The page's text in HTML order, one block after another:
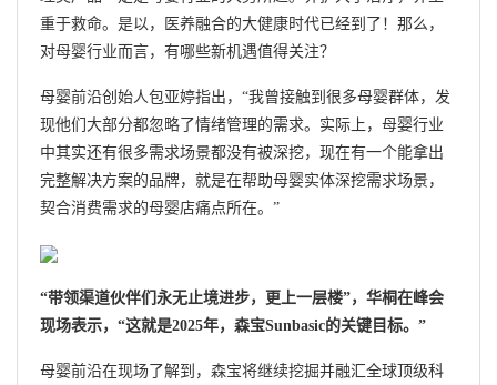
重于救命。是以，医养融合的大健康时代已经到了！那么，
对母婴行业而言，有哪些新机遇值得关注？
母婴前沿创始人包亚婷指出，“我曾接触到很多母婴群体，发
现他们大部分都忽略了情绪管理的需求。实际上，母婴行业
中其实还有很多需求场景都没有被深挖，现在有一个能拿出
完整解决方案的品牌，就是在帮助母婴实体深挖需求场景，
契合消费需求的母婴店痛点所在。”
“带领渠道伙伴们永无止境进步，更上一层楼”，华桐在峰会
现场表示，“这就是2025年，森宝Sunbasic的关键目标。”
母婴前沿在现场了解到，森宝将继续挖掘并融汇全球顶级科